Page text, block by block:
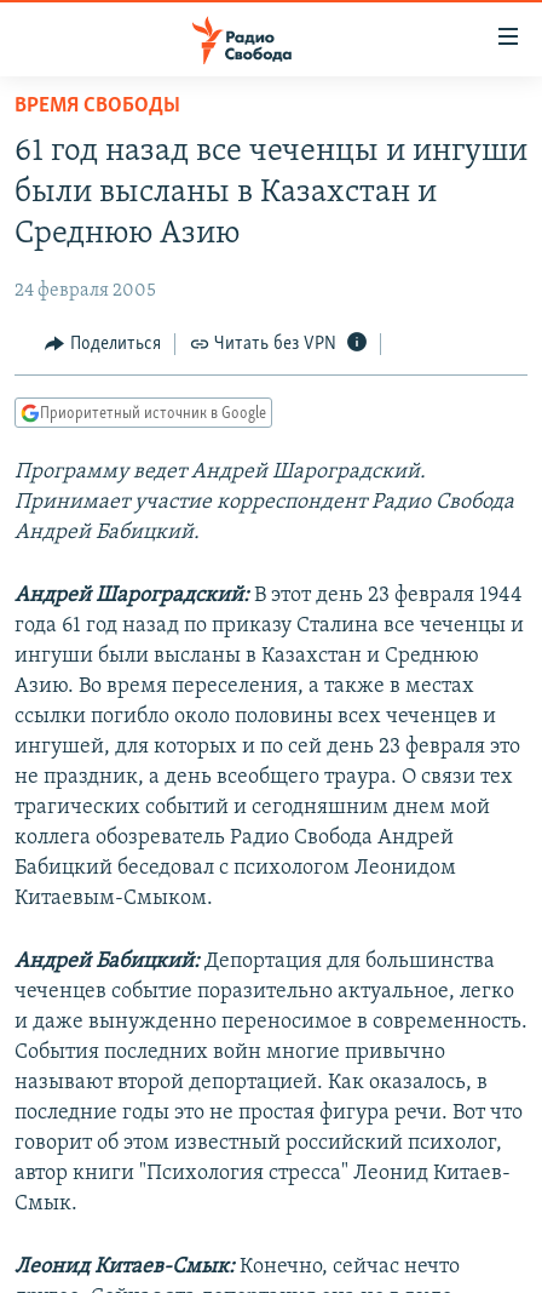
упрощенного
доступа
Вернуться
основному
Вернутся
Вернутся
поиску
ПОДКАСТЫ
АВТОРСКИЕ ПРОЕКТЫ
МНЕНИЯ
КУЛЬТУРА
КАВКАЗ.РЕАЛИИ
СЕВЕР.РЕАЛИИ
СИБИРЬ.РЕАЛИИ
ПОДПИШИТЕСЬ НА РАССЫЛКУ
СОЦИАЛЬНЫЕ СЕТИ
Все сайты РСЕ/РС
ВРЕМЯ СВОБОДЫ
61 год назад все чеченцы и ингуши
были высланы в Казахстан и
Среднюю Азию
24 февраля 2005
Поделиться Читать без VPN
Приоритетный источник в Google
Программу ведет Андрей Шароградский.
Принимает участие корреспондент Радио Свобода
Андрей Бабицкий.
Андрей Шароградский:В этот день 23 февраля 1944
года 61 год назад по приказу Сталина все чеченцы и
ингуши были высланы в Казахстан и Среднюю
Азию. Во время переселения, а также в местах
ссылки погибло около половины всех чеченцев и
ингушей, для которых и по сей день 23 февраля это
не праздник, а день всеобщего траура. О связи тех
трагических событий и сегодняшним днем мой
коллега обозреватель Радио Свобода Андрей
Бабицкий беседовал с психологом Леонидом
Китаевым-Смыком.
Андрей Бабицкий:Депортация для большинства
чеченцев событие поразительно актуальное, легко
и даже вынужденно переносимое в современность.
События последних войн многие привычно
называют второй депортацией. Как оказалось, в
последние годы это не простая фигура речи. Вот что
говорит об этом известный российский психолог,
автор книги "Психология стресса" Леонид Китаев-
Смык.
Леонид Китаев-Смык:Конечно, сейчас нечто